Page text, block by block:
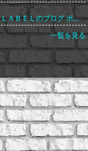
【ボカロＰ】 ＴＫ－ＬＡＢＥＬのブログ ボカロ 歌詞 楽譜 キャラ メドレーなどをご紹介
一覧を見る